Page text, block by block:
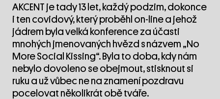
AKCENT je tady 13 let, každý podzim, dokonce
i ten covidový, který proběhl on-line a jehož
jádrem byla velká konference za účasti
mnohých jmenovaných hvězd s názvem „No
More Social Kissing“. Byla to doba, kdy nám
nebylo dovoleno se obejmout, stisknout si
ruku a už vůbec ne na znamení pozdravu
pocelovat několikrát obě tváře.